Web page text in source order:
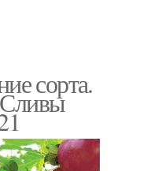
сорта.